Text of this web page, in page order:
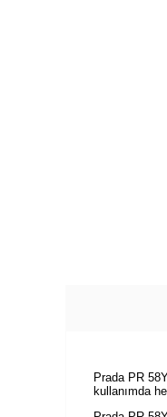
Prada PR
kullanımda